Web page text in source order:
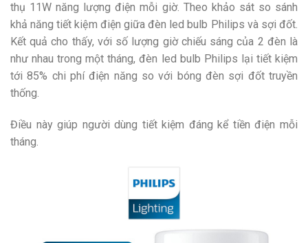
thụ 11W năng lượng điện mỗi giờ. Theo khảo sát so sánh
khả năng tiết kiệm điện giữa đèn led bulb Philips và sợi đốt.
Kết quả cho thấy, với số lượng giờ chiếu sáng của 2 đèn là
như nhau trong một tháng, đèn led bulb Philips lại tiết kiệm
tới 85% chi phí điện năng so với bóng đèn sợi đốt truyền
thống.
Điều này giúp người dùng tiết kiệm đáng kể tiền điện mỗi
tháng.